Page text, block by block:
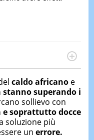
IERI
Management
in ottica SEO e
attraverso
caldo africanoe
superando i
sollievo con
soprattutto docce
soluzione più
un errore.